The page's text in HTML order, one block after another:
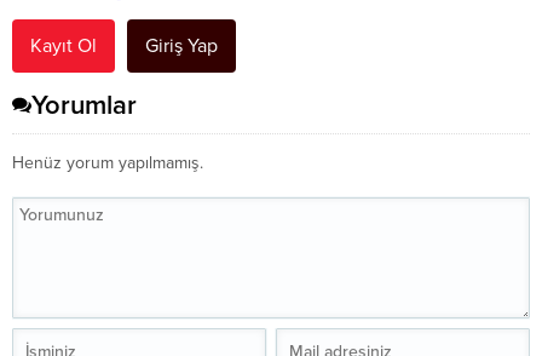
Kayıt Ol Giriş Yap
Yorumlar
Henüz yorum yapılmamış.